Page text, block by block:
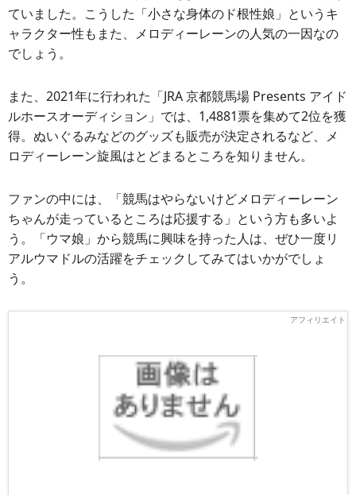
ていました。こうした「小さな身体のド根性娘」というキ
ャラクター性もまた、メロディーレーンの人気の一因なの
でしょう。
また、2021年に行われた「JRA 京都競馬場 Presents アイド
ルホースオーディション」では、1,4881票を集めて2位を獲
得。ぬいぐるみなどのグッズも販売が決定されるなど、メ
ロディーレーン旋風はとどまるところを知りません。
ファンの中には、「競馬はやらないけどメロディーレーン
ちゃんが走っているところは応援する」という方も多いよ
う。「ウマ娘」から競馬に興味を持った人は、ぜひ一度リ
アルウマドルの活躍をチェックしてみてはいかがでしょ
う。